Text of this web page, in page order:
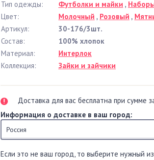
Тип одежды:
Футболки и майки ,
Цвет:
Молочный , Розовый ,
Артикул:
30-176/3шт.
Состав:
100% хлопок
Материал:
Интерлок
Коллекция:
Зайки и зайчики
Доставка для вас бесплатна при сумме
Информация о доставке в ваш город:
Россия
Если это не ваш город, то выберите нужный